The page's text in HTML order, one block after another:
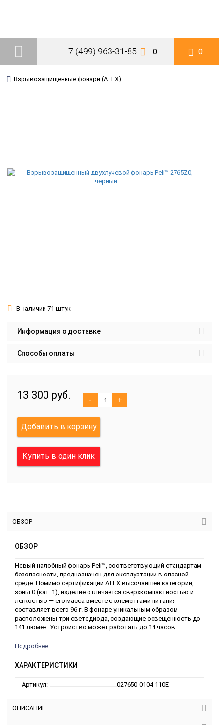
+7 (499) 963-31-85 0 0
Взрывозащищенные фонари (ATEX)
В наличии 71 штук
Информация о доставке
Способы оплаты
13 300 руб. - +
Добавить в корзину
Купить в один клик
ОБЗОР
ОБЗОР
Новый налобный фонарь Peli™, соответствующий стандартам
безопасности, предназначен для эксплуатации в опасной
среде. Помимо сертификации ATEX высочайшей категории,
зоны 0 (кат. 1), изделие отличается сверхкомпактностью и
легкостью — его масса вместе с элементами питания
составляет всего 96 г. В фонаре уникальным образом
расположены три светодиода, создающие освещенность до
141 люмен. Устройство может работать до 14 часов.
Подробнее
ХАРАКТЕРИСТИКИ
Артикул: 027650-0104-110E
ОПИСАНИЕ